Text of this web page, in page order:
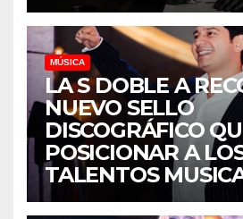
MÚSICA
LA S DOBLE A
NUEVO SELLO
DISCOGRÁFICO
POSICIONAR A
TALENTOS